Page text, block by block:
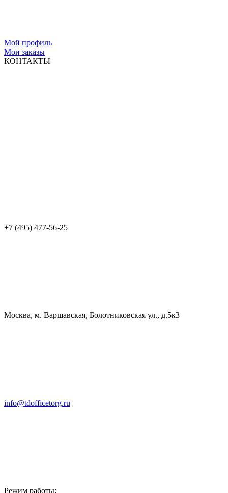
Мой профиль
Мои заказы
КОНТАКТЫ
+7 (495) 477-56-25
Москва, м. Варшавская, Болотниковская ул., д.5к3
info@tdofficetorg.ru
Режим работы: